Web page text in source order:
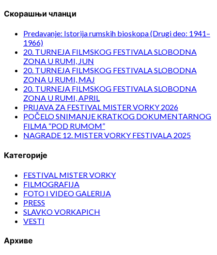
Скорашњи чланци
Predavanje: Istorija rumskih bioskopa (Drugi deo: 1941–
1966)
20. TURNEJA FILMSKOG FESTIVALA SLOBODNA
ZONA U RUMI, JUN
20. TURNEJA FILMSKOG FESTIVALA SLOBODNA
ZONA U RUMI, MAJ
20. TURNEJA FILMSKOG FESTIVALA SLOBODNA
ZONA U RUMI, APRIL
PRIJAVA ZA FESTIVAL MISTER VORKY 2026
POČELO SNIMANJE KRATKOG DOKUMENTARNOG
FILMA “POD RUMOM”
NAGRADE 12. MISTER VORKY FESTIVALA 2025
Категорије
FESTIVAL MISTER VORKY
FILMOGRAFIJA
FOTO I VIDEO GALERIJA
PRESS
SLAVKO VORKAPICH
VESTI
Архиве